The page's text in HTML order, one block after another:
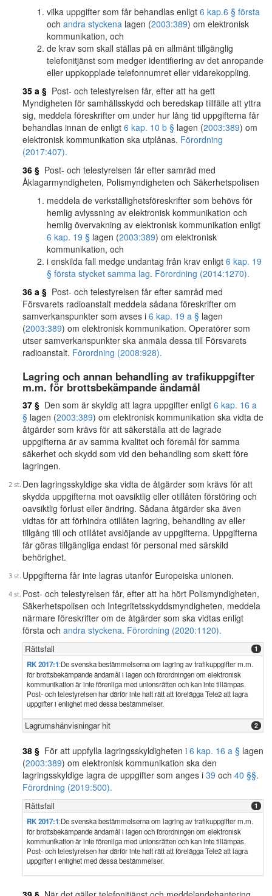
vilka uppgifter som får behandlas enligt 6 kap.6 § första
och andra styckena lagen (2003:389) om elektronisk
kommunikation, och
de krav som skall ställas på en allmänt tillgänglig
telefonitjänst som medger identifiering av det anropande
eller uppkopplade telefonnumret eller vidarekoppling.
35 a § Post- och telestyrelsen får, efter att ha gett
Myndigheten för samhällsskydd och beredskap tillfälle att yttra
sig, meddela föreskrifter om under hur lång tid uppgifterna får
behandlas innan de enligt 6 kap. 10 b § lagen (2003:389) om
elektronisk kommunikation ska utplånas. Förordning
(2017:407).
36 § Post- och telestyrelsen får efter samråd med
Åklagarmyndigheten, Polismyndigheten och Säkerhetspolisen
meddela de verkställighetsföreskrifter som behövs för
hemlig avlyssning av elektronisk kommunikation och
hemlig övervakning av elektronisk kommunikation enligt
6 kap. 19 § lagen (2003:389) om elektronisk
kommunikation, och
i enskilda fall medge undantag från krav enligt 6 kap. 19
§ första stycket samma lag. Förordning (2014:1270).
36 a § Post- och telestyrelsen får efter samråd med
Försvarets radioanstalt meddela sådana föreskrifter om
samverkanspunkter som avses i 6 kap. 19 a § lagen
(2003:389) om elektronisk kommunikation. Operatörer som
utser samverkanspunkter ska anmäla dessa till Försvarets
radioanstalt. Förordning (2008:928).
Lagring och annan behandling av trafikuppgifter
m.m. för brottsbekämpande ändamål
37 § Den som är skyldig att lagra uppgifter enligt 6 kap. 16 a
§ lagen (2003:389) om elektronisk kommunikation ska vidta de
åtgärder som krävs för att säkerställa att de lagrade
uppgifterna är av samma kvalitet och föremål för samma
säkerhet och skydd som vid den behandling som skett före
lagringen.
Den lagringsskyldige ska vidta de åtgärder som krävs för att
skydda uppgifterna mot oavsiktlig eller otillåten förstöring och
oavsiktlig förlust eller ändring. Sådana åtgärder ska även
vidtas för att förhindra otillåten lagring, behandling av eller
tillgång till och otillåtet avslöjande av uppgifterna. Uppgifterna
får göras tillgängliga endast för personal med särskild
behörighet.
Uppgifterna får inte lagras utanför Europeiska unionen.
Post- och telestyrelsen får, efter att ha hört Polismyndigheten,
Säkerhetspolisen och Integritetsskyddsmyndigheten, meddela
närmare föreskrifter om de åtgärder som ska vidtas enligt
första och andra styckena. Förordning (2020:1120).
Rättsfall 1
RK 2017:1:De svenska bestämmelserna om lagring av trafikuppgifter m.m.
för brottsbekämpande ändamål i lagen och förordningen om elektronisk
kommunikation är inte förenliga med unionsrätten och kan inte tillämpas.
Post- och telestyrelsen har därför inte haft rätt att förelägga Tele2 att lagra
uppgifter i enlighet med dessa bestämmelser.
Lagrumshänvisningar hit 2
38 § För att uppfylla lagringsskyldigheten i 6 kap. 16 a § lagen
(2003:389) om elektronisk kommunikation ska den
lagringsskyldige lagra de uppgifter som anges i 39 och 40 §§.
Förordning (2019:500).
Rättsfall 1
RK 2017:1:De svenska bestämmelserna om lagring av trafikuppgifter m.m.
för brottsbekämpande ändamål i lagen och förordningen om elektronisk
kommunikation är inte förenliga med unionsrätten och kan inte tillämpas.
Post- och telestyrelsen har därför inte haft rätt att förelägga Tele2 att lagra
uppgifter i enlighet med dessa bestämmelser.